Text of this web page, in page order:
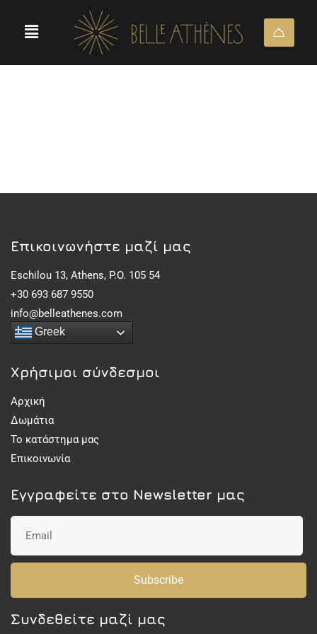
Eπικοινωνήστε μαζί μας
Eschilou 13, Athens, P.O. 105 54
+30 693 687 9550
info@belleathenes.com
Greek
Χρήσιμοι σύνδεσμοι
Αρχική
Δωμάτια
Το κατάστημα μας
Επικοινωνία
Εγγραφείτε στο Newsletter μας
Subscribe
Συνδεθείτε μαζί μας